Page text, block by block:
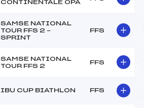
CONTINENTALE OPA
SAMSE NATIONAL
TOUR FFS 2 –
SPRINT
FFS
SAMSE NATIONAL
TOUR FFS 2
FFS
IBU CUP BIATHLON FFS